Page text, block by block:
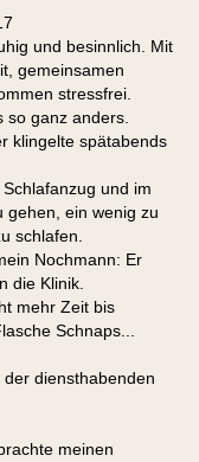
und besinnlich. Mit
gemeinsamen
stressfrei.
so ganz anders.
klingelte spätabends
und im
gehen, ein wenig zu
schlafen.
Nochmann: Er
die Klinik.
mehr Zeit bis
Schnaps...
diensthabenden
meinen